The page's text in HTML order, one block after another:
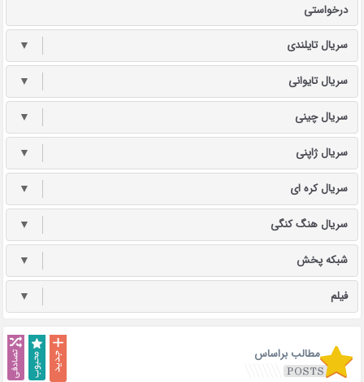
درخواستی
سریال تایلندی ▼
سریال تایوانی ▼
سریال چینی ▼
سریال ژاپنی ▼
سریال کره ای ▼
سریال هنگ کنگی ▼
شبکه پخش ▼
فیلم ▼
مطالب براساس